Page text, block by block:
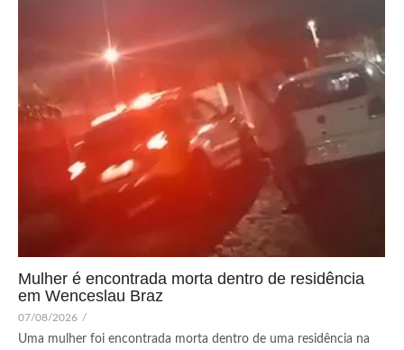
Mulher é encontrada morta dentro de residência
em Wenceslau Braz
07/08/2026 /
Uma mulher foi encontrada morta dentro de uma residência na